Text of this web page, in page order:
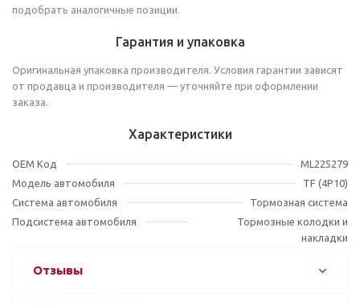
подобрать аналогичные позиции.
Гарантия и упаковка
Оригинальная упаковка производителя. Условия гарантии зависят
от продавца и производителя — уточняйте при оформлении
заказа.
Характеристики
OEM Код
ML225279
Модель автомобиля
TF (4P10)
Система автомобиля
Тормозная система
Подсистема автомобиля
Тормозные колодки и
накладки
Отзывы